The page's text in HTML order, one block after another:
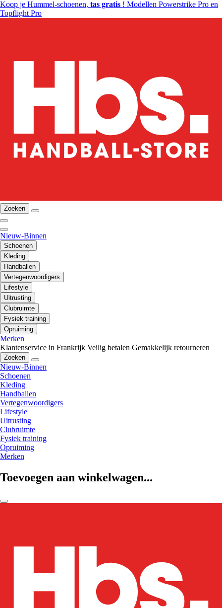
Koop je Hummel-schoenen, tas gratis ! Modellen Powerstrike Pro en
Topflight Pro
Zoeken
Nieuw-Binnen
Schoenen
Kleding
Handballen
Vertegenwoordigers
Lifestyle
Uitrusting
Clubruimte
Fysiek training
Opruiming
Merken
Klantenservice in Frankrijk Veilig betalen Gemakkelijk retourneren
Zoeken
Nieuw-Binnen
Schoenen
Kleding
Handballen
Vertegenwoordigers
Lifestyle
Uitrusting
Clubruimte
Fysiek training
Opruiming
Merken
Toevoegen aan winkelwagen...